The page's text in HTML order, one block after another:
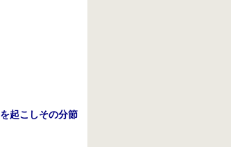
起こしその分節